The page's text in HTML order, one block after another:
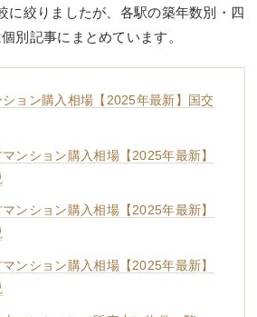
に絞りましたが、各駅の築年数別・四
別記事にまとめています。
ョン購入相場【2025年最新】国交
ンション購入相場【2025年最新】
ンション購入相場【2025年最新】
ンション購入相場【2025年最新】